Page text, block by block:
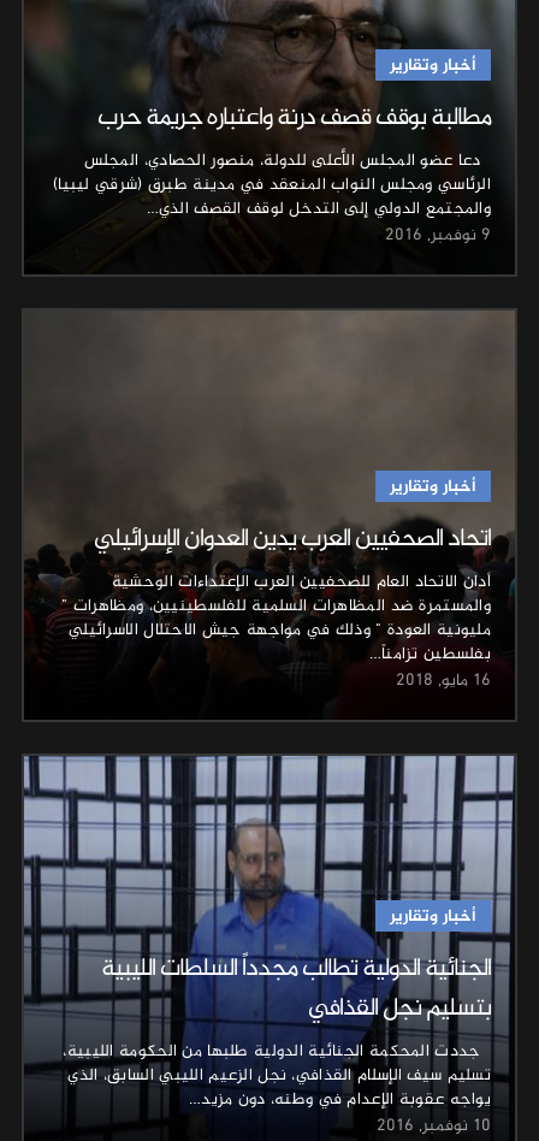
أخبار وتقارير
مطالبة بوقف قصف درنة واعتباره جريمة حرب
دعا عضو المجلس الأعلى للدولة، منصور الحصادي، المجلس
الرئاسي ومجلس النواب المنعقد في مدينة طبرق (شرقي ليبيا)
والمجتمع الدولي إلى التدخل لوقف القصف الذي…
9 نوفمبر, 2016
أخبار وتقارير
اتحاد الصحفيين العرب يدين العدوان الإسرائيلي
أدان الاتحاد العام للصحفيين العرب الإعتداءات الوحشية
والمستمرة ضد المظاهرات السلمية للفلسطينيين، ومظاهرات "
مليونية العودة " وذلك في مواجهة جيش الاحتلال الاسرائيلي
بفلسطين تزامناً…
16 مايو, 2018
أخبار وتقارير
الجنائية الدولية تطالب مجدداً السلطات الليبية
بتسليم نجل القذافي
جددت المحكمة الجنائية الدولية طلبها من الحكومة الليبية،
تسليم سيف الإسلام القذافي، نجل الزعيم الليبي السابق، الذي
يواجه عقوبة الإعدام في وطنه، دون مزيد…
10 نوفمبر, 2016